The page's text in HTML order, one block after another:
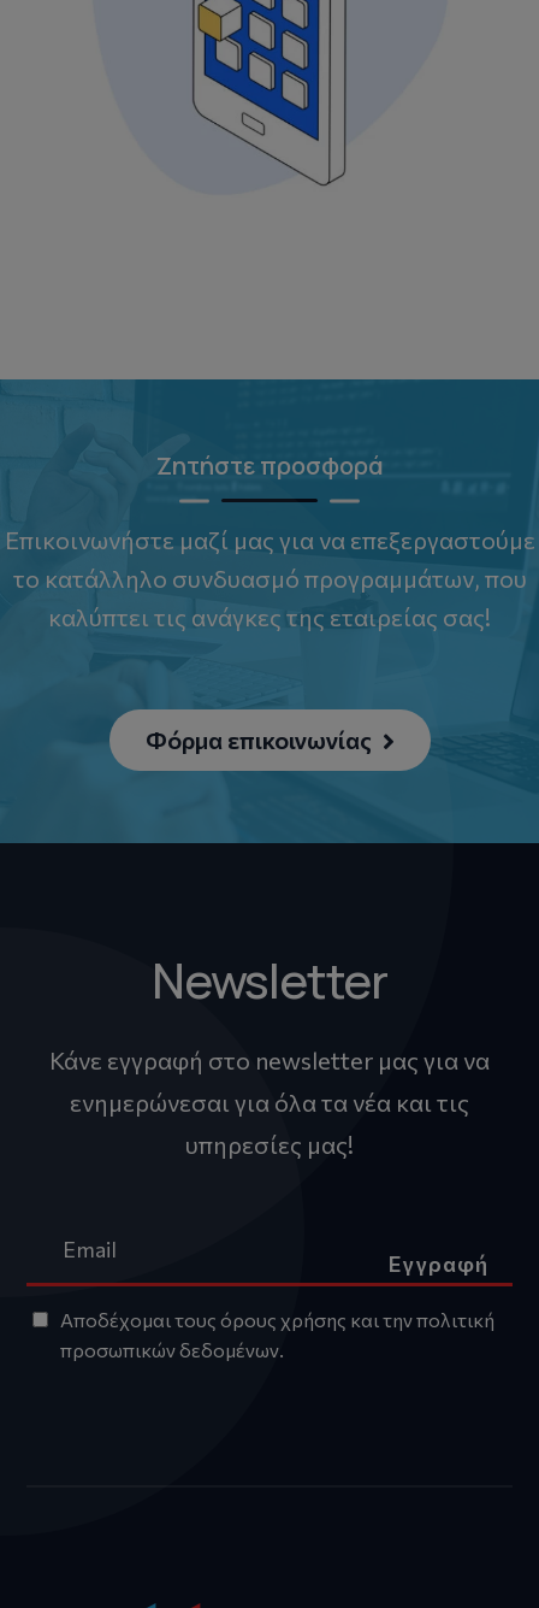
Ζητήστε προσφορά
Επικοινωνήστε μαζί μας για να επεξεργαστούμε
το κατάλληλο συνδυασμό προγραμμάτων, που
καλύπτει τις ανάγκες της εταιρείας σας!
Φόρμα επικοινωνίας
Newsletter
Κάνε εγγραφή στο newsletter μας για να
ενημερώνεσαι για όλα τα νέα και τις
υπηρεσίες μας!
Εγγραφή
Αποδέχομαι τουςόρους χρήσης και τηνπολιτική
προσωπικών δεδομένων.